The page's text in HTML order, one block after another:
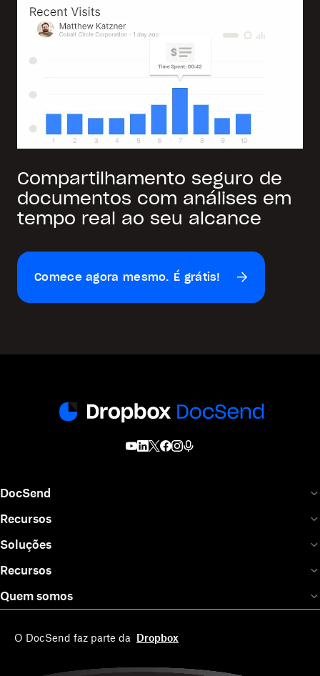
Compartilhamento seguro de
documentos com análises em
tempo real ao seu alcance
Comece agora mesmo. É grátis!
DocSend
Recursos
Soluções
Recursos
Quem somos
O DocSend faz parte da Dropbox